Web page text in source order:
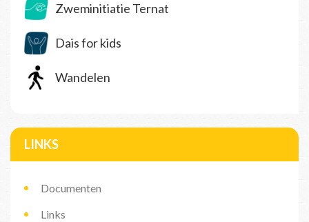
Zweminitiatie Ternat
Dais for kids
Wandelen
LINKS
Documenten
Links